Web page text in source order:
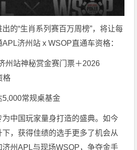
的“生肖系列赛百万周榜”，将让每
济州站 x WSOP直通车资格：
州站神秘赏金赛门票＋2026
格
5,000常规桌基金
为中国玩家量身打造的盛典。如今
，获得佳绩的选手更多了机会从
州APL与现场WSOP，争夺金手